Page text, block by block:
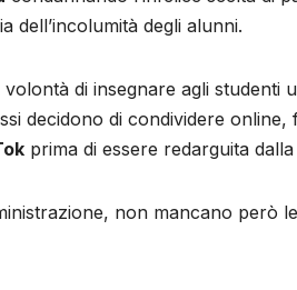
dell’incolumità degli alunni.
di insegnare agli studenti
decidono di condividere
prima di essere redarguita
non mancano però